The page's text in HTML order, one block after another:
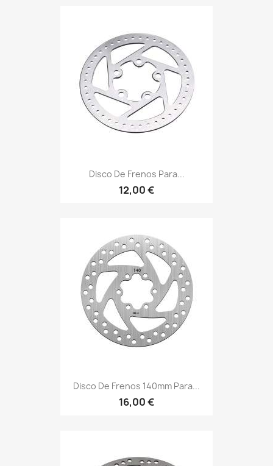
Disco De Frenos Para...
12,00 €
Disco De Frenos 140mm Para...
16,00 €